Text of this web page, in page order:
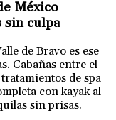
México
sin culpa
de Bravo es ese
Cabañas entre el
de spa
con kayak al
sin prisas.